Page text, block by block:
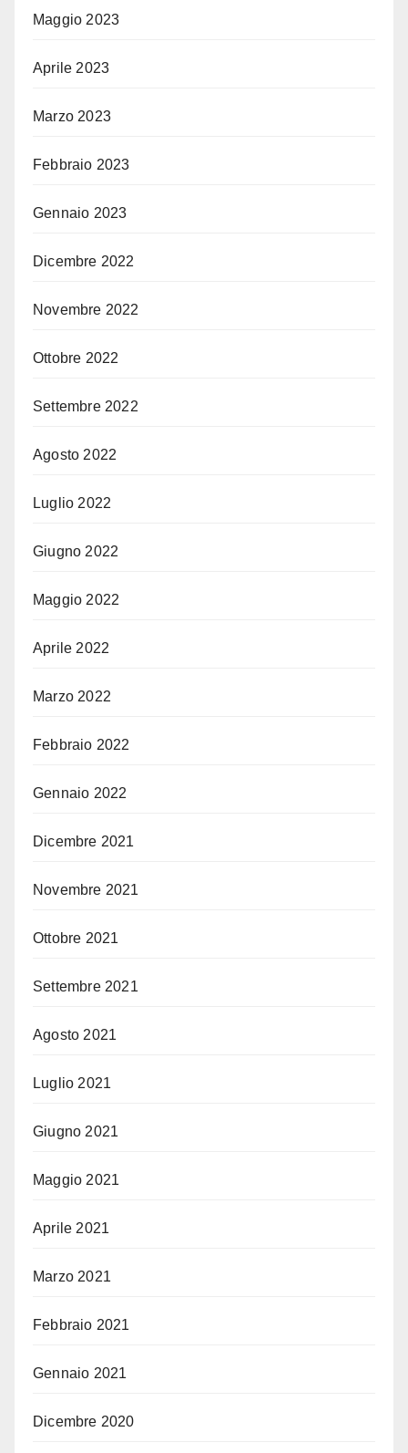
Maggio 2023
Aprile 2023
Marzo 2023
Febbraio 2023
Gennaio 2023
Dicembre 2022
Novembre 2022
Ottobre 2022
Settembre 2022
Agosto 2022
Luglio 2022
Giugno 2022
Maggio 2022
Aprile 2022
Marzo 2022
Febbraio 2022
Gennaio 2022
Dicembre 2021
Novembre 2021
Ottobre 2021
Settembre 2021
Agosto 2021
Luglio 2021
Giugno 2021
Maggio 2021
Aprile 2021
Marzo 2021
Febbraio 2021
Gennaio 2021
Dicembre 2020